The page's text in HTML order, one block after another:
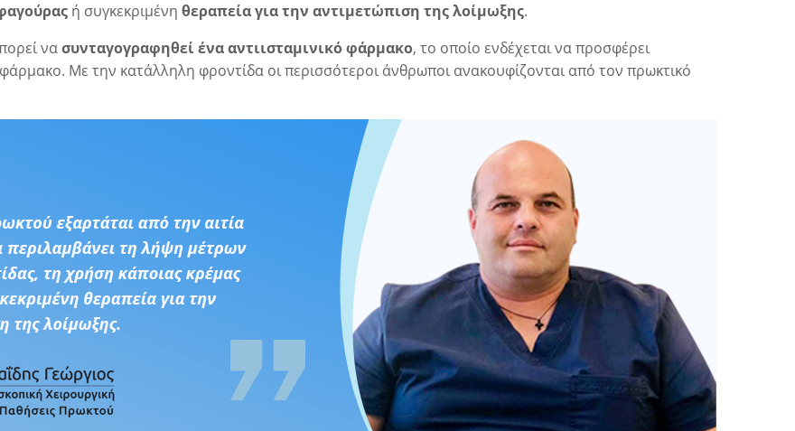
ή συγκεκριμένη θεραπεία για την αντιμετώπιση της λοίμωξης.
νασυνταγογραφηθεί ένα αντιισταμινικό φάρμακο, το οποίο ενδέχεται να προσφέρει
Με την κατάλληλη φροντίδα οι περισσότεροι άνθρωποι ανακουφίζονται από τον πρωκτικό